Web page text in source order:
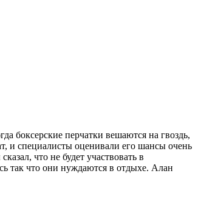
боксерские перчатки вешаются на гвоздь,
и специалисты оценивали его шансы очень
что не будет участвовать в
так что они нуждаются в отдыхе. Алан